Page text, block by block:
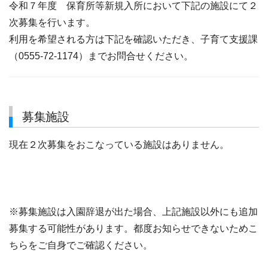
令和７年度 保育所等新規入所において下記の施設にて２
次募集を行います。
利用を希望される方は下記を確認いただき、子育て支援課
（0555-72-1174）までお問合せください。
募集施設
現在２次募集をおこなっている施設はありません。
※募集施設は入園辞退が出た場合、上記施設以外にも追加
募集する可能性があります。都度お知らせできないためこ
ちらをご自身でご確認ください。